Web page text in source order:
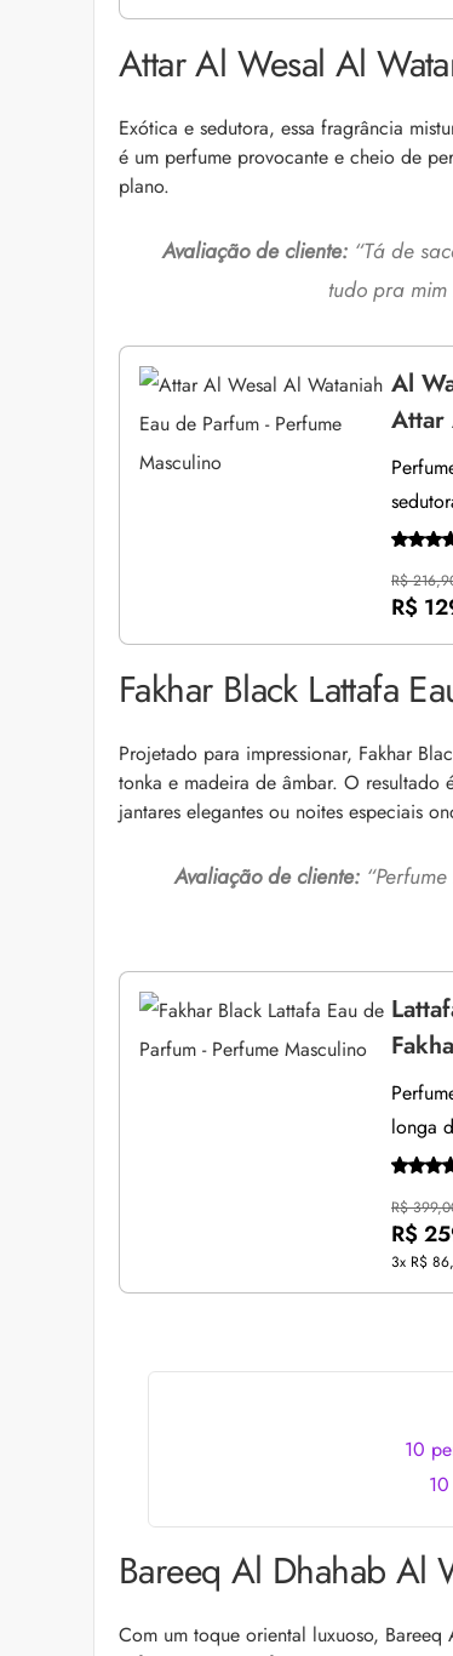
Attar Al Wesal Al
Exótica e sedutora, essa fragrância
é um perfume provocante e cheio de
plano.
Avaliação de cliente: “Tá de
tudo pra
Al
Attar
R$
R$
Fakhar Black Lattafa
Projetado para impressionar, Fakhar
tonka e madeira de âmbar. O resultado
jantares elegantes ou noites especiais
Avaliação de cliente: “
longa
R$
R$
3x R$
10
Bareeq Al Dhahab Al
Com um toque oriental luxuoso,